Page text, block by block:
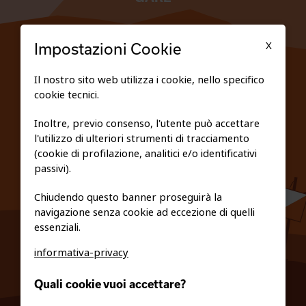
PRIVACY E COOKIE POLICY
info@fiso.it|fiso@pec-mail.eu
X
Impostazioni Cookie
Il nostro sito web utilizza i cookie, nello specifico
cookie tecnici.
Inoltre, previo consenso, l'utente può accettare
l'utilizzo di ulteriori strumenti di tracciamento
(cookie di profilazione, analitici e/o identificativi
passivi).
Chiudendo questo banner proseguirà la
navigazione senza cookie ad eccezione di quelli
essenziali.
informativa-privacy
Quali cookie vuoi accettare?